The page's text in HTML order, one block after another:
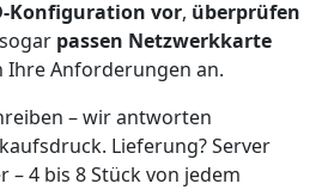
Konfiguration vor, überprüfen
passen Netzwerkkarte
Ihre Anforderungen an.
– wir antworten
Lieferung? Server
– 4 bis 8 Stück von jedem